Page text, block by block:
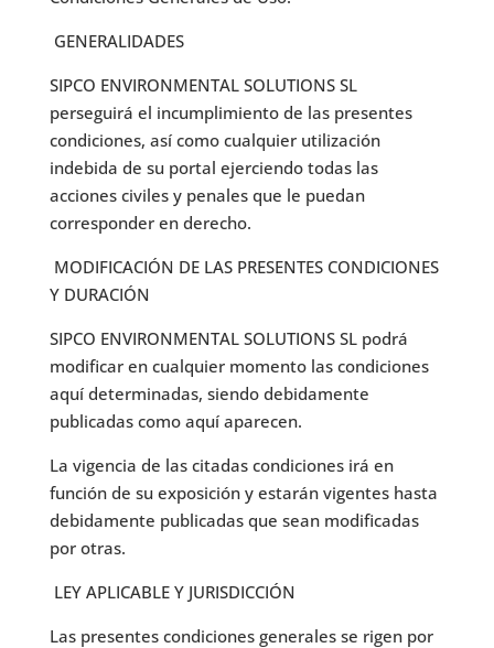
GENERALIDADES
SIPCO ENVIRONMENTAL SOLUTIONS SL
perseguirá el incumplimiento de las presentes
condiciones, así como cualquier utilización
indebida de su portal ejerciendo todas las
acciones civiles y penales que le puedan
corresponder en derecho.
MODIFICACIÓN DE LAS PRESENTES CONDICIONES
Y DURACIÓN
SIPCO ENVIRONMENTAL SOLUTIONS SL podrá
modificar en cualquier momento las condiciones
aquí determinadas, siendo debidamente
publicadas como aquí aparecen.
La vigencia de las citadas condiciones irá en
función de su exposición y estarán vigentes hasta
debidamente publicadas que sean modificadas
por otras.
LEY APLICABLE Y JURISDICCIÓN
Las presentes condiciones generales se rigen por